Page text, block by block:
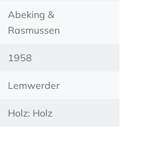
Abeking &
Rasmussen
1958
Lemwerder
Holz: Holz